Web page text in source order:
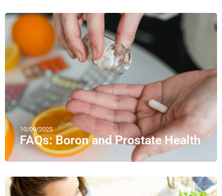
10/09/2025
FAQs: Boron and Prostate Health